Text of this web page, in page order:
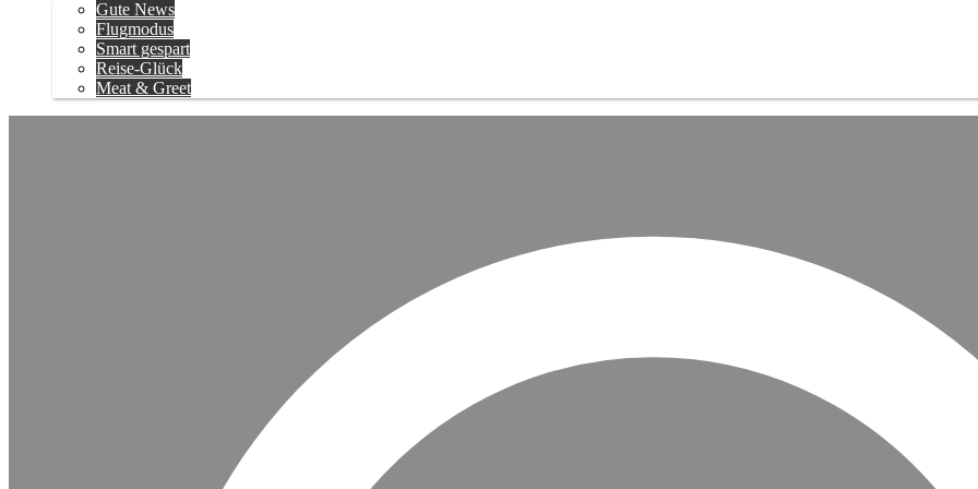
Gute News
Flugmodus
Smart gespart
Reise-Glück
Meat & Greet